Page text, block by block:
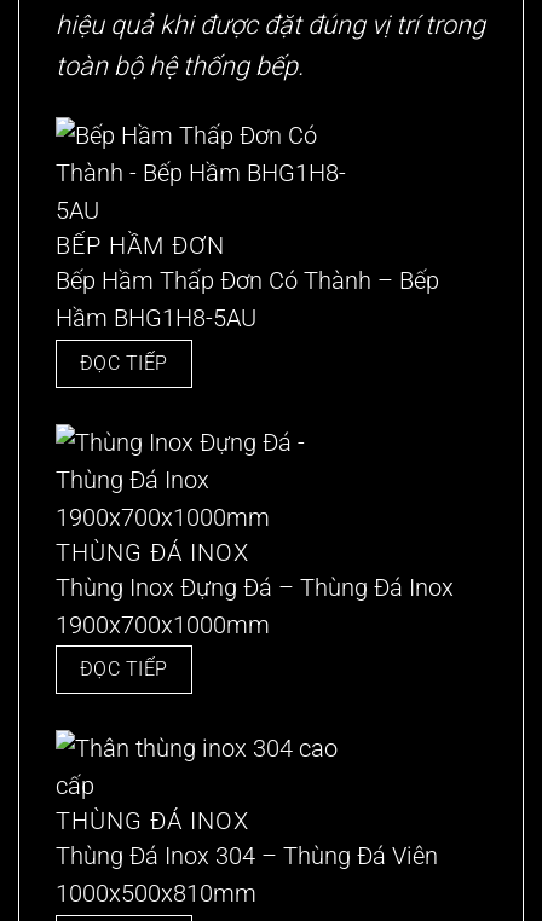
hiệu quả khi được đặt đúng vị trí trong
toàn bộ hệ thống bếp.
BẾP HẦM ĐƠN
Bếp Hầm Thấp Đơn Có Thành – Bếp
Hầm BHG1H8-5AU
ĐỌC TIẾP
THÙNG ĐÁ INOX
Thùng Inox Đựng Đá – Thùng Đá Inox
1900x700x1000mm
ĐỌC TIẾP
THÙNG ĐÁ INOX
Thùng Đá Inox 304 – Thùng Đá Viên
1000x500x810mm